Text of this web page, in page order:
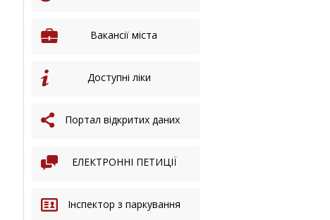
Вакансії міста
Доступні ліки
Портал відкритих даних
ЕЛЕКТРОННІ ПЕТИЦІЇ
Інспектор з паркування